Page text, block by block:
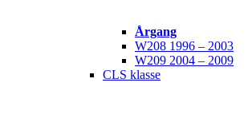
Årgang
W208 1996 – 2003
W209 2004 – 2009
CLS klasse